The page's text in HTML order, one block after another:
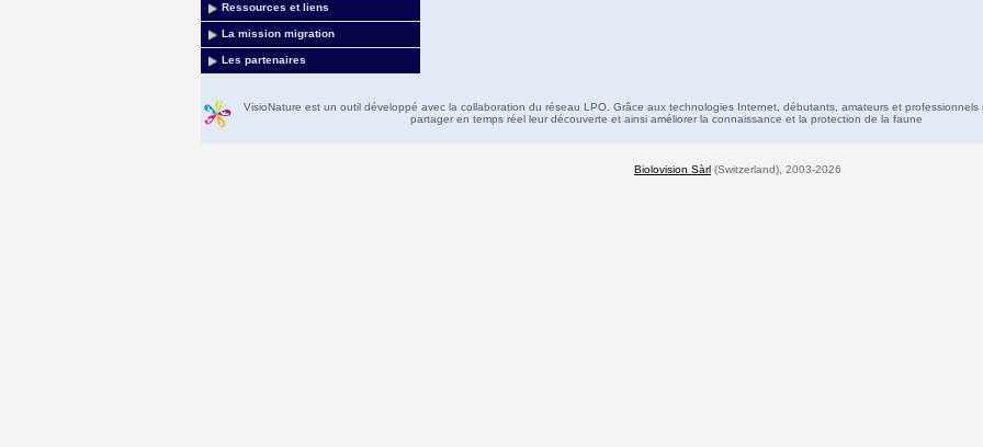
Ressources et liens
La mission migration
Les partenaires
VisioNature est un outil développé avec la collaboration du réseau LPO. Grâce aux technologies Internet, débutants, amateurs et professionnels
partager en temps réel leur découverte et ainsi améliorer la connaissance et la protection de la faune
Biolovision Sàrl (Switzerland), 2003-2026